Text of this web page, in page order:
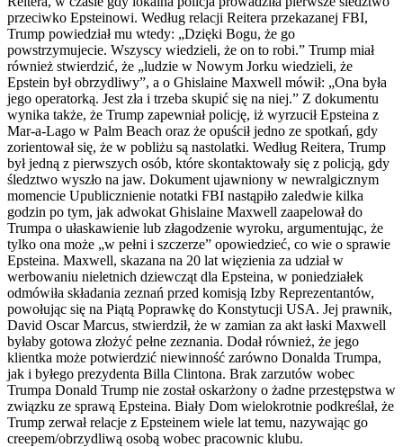
przeciwko Epsteinowi. Według relacji Reitera przekazanej FBI,
Trump powiedział mu wtedy: „Dzięki Bogu, że go
powstrzymujecie. Wszyscy wiedzieli, że on to robi.” Trump miał
również stwierdzić, że „ludzie w Nowym Jorku wiedzieli, że
Epstein był obrzydliwy”, a o Ghislaine Maxwell mówił: „Ona była
jego operatorką. Jest zła i trzeba skupić się na niej.” Z dokumentu
wynika także, że Trump zapewniał policję, iż wyrzucił Epsteina z
Mar-a-Lago w Palm Beach oraz że opuścił jedno ze spotkań, gdy
zorientował się, że w pobliżu są nastolatki. Według Reitera, Trump
był jedną z pierwszych osób, które skontaktowały się z policją, gdy
śledztwo wyszło na jaw. Dokument ujawniony w newralgicznym
momencie Upublicznienie notatki FBI nastąpiło zaledwie kilka
godzin po tym, jak adwokat Ghislaine Maxwell zaapelował do
Trumpa o ułaskawienie lub złagodzenie wyroku, argumentując, że
tylko ona może „w pełni i szczerze” opowiedzieć, co wie o sprawie
Epsteina. Maxwell, skazana na 20 lat więzienia za udział w
werbowaniu nieletnich dziewcząt dla Epsteina, w poniedziałek
odmówiła składania zeznań przed komisją Izby Reprezentantów,
powołując się na Piątą Poprawkę do Konstytucji USA. Jej prawnik,
David Oscar Marcus, stwierdził, że w zamian za akt łaski Maxwell
byłaby gotowa złożyć pełne zeznania. Dodał również, że jego
klientka może potwierdzić niewinność zarówno Donalda Trumpa,
jak i byłego prezydenta Billa Clintona. Brak zarzutów wobec
Trumpa Donald Trump nie został oskarżony o żadne przestępstwa w
związku ze sprawą Epsteina. Biały Dom wielokrotnie podkreślał, że
Trump zerwał relacje z Epsteinem wiele lat temu, nazywając go
creepem/obrzydliwą osobą wobec pracownic klubu.